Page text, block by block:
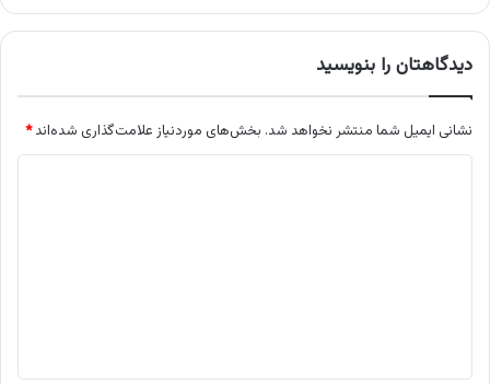
دیدگاهتان را بنویسید
نشانی ایمیل شما منتشر نخواهد شد. بخش‌های موردنیاز علامت‌گذاری شده‌اند*